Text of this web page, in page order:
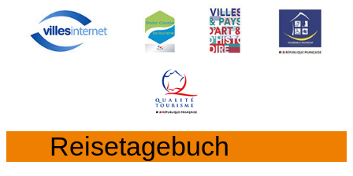
Reisetagebuch